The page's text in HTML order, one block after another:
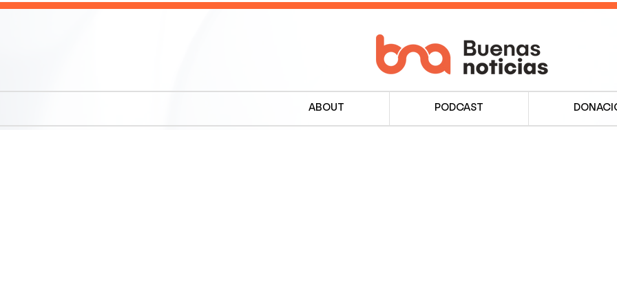
ABOUT PODCAST